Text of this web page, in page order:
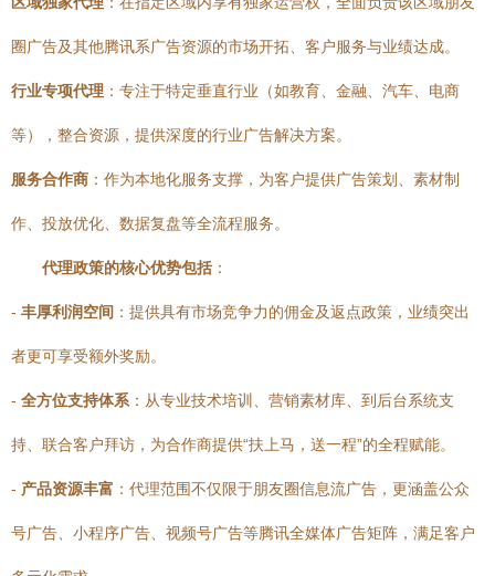
圈广告及其他腾讯系广告资源的市场开拓、客户服务与业绩达成。
行业专项代理 ：专注于特定垂直行业（如教育、金融、汽车、电商
等），整合资源，提供深度的行业广告解决方案。
服务合作商 ：作为本地化服务支撑，为客户提供广告策划、素材制
作、投放优化、数据复盘等全流程服务。
代理政策的核心优势包括 ：
- 丰厚利润空间 ：提供具有市场竞争力的佣金及返点政策，业绩突出
者更可享受额外奖励。
- 全方位支持体系 ：从专业技术培训、营销素材库、到后台系统支
持、联合客户拜访，为合作商提供“扶上马，送一程”的全程赋能。
- 产品资源丰富 ：代理范围不仅限于朋友圈信息流广告，更涵盖公众
号广告、小程序广告、视频号广告等腾讯全媒体广告矩阵，满足客户